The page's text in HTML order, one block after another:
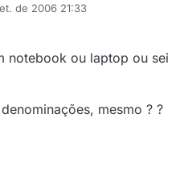
de 2006 21:33
notebook ou laptop ou sei
mesmo ? ?